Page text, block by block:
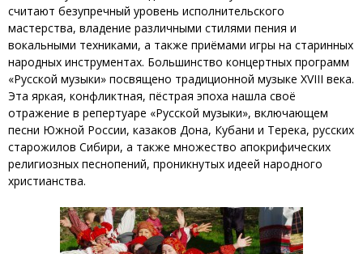
считают безупречный уровень исполнительского
мастерства, владение различными стилями пения и
вокальными техниками, а также приёмами игры на старинных
народных инструментах. Большинство концертных программ
«Русской музыки» посвящено традиционной музыке XVIII века.
Эта яркая, конфликтная, пёстрая эпоха нашла своё
отражение в репертуаре «Русской музыки», включающем
песни Южной России, казаков Дона, Кубани и Терека, русских
старожилов Сибири, а также множество апокрифических
религиозных песнопений, проникнутых идеей народного
христианства.